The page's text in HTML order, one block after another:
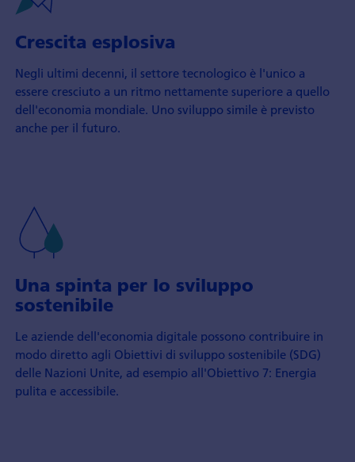
Crescita esplosiva
Negli ultimi decenni, il settore tecnologico è l'unico a
essere cresciuto a un ritmo nettamente superiore a quello
dell'economia mondiale. Uno sviluppo simile è previsto
anche per il futuro.
Una spinta per lo sviluppo
sostenibile
Le aziende dell'economia digitale possono contribuire in
modo diretto agli Obiettivi di sviluppo sostenibile (SDG)
delle Nazioni Unite, ad esempio all'Obiettivo 7: Energia
pulita e accessibile.